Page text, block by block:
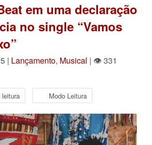
em uma declaração
no single “Vamos
| Lançamento, Musical | 👁 331
Modo Leitura